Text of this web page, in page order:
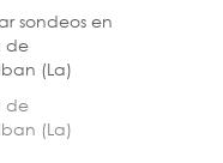
sondeos en
de
(La)
de
(La)